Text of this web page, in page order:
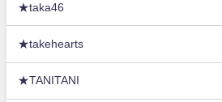
★taka46
★takehearts
★TANITANI